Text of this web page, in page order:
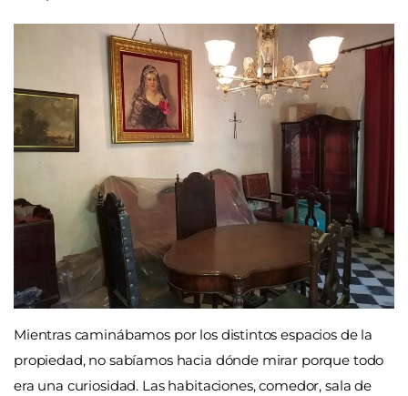
Mientras caminábamos por los distintos espacios de la
propiedad, no sabíamos hacia dónde mirar porque todo
era una curiosidad. Las habitaciones, comedor, sala de